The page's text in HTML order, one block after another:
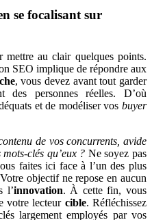
se focalisant sur
au clair quelques points.
SEO implique de répondre aux
, vous devez avant tout garder
personnes réelles. D’où
et de modéliser vos buyer
de vos concurrents, avide
clés qu’eux ? Ne soyez pas
faites ici face à l’un des plus
objectif ne repose en aucun
l’innovation. À cette fin, vous
votre lecteur cible. Réfléchissez
largement employés par vos